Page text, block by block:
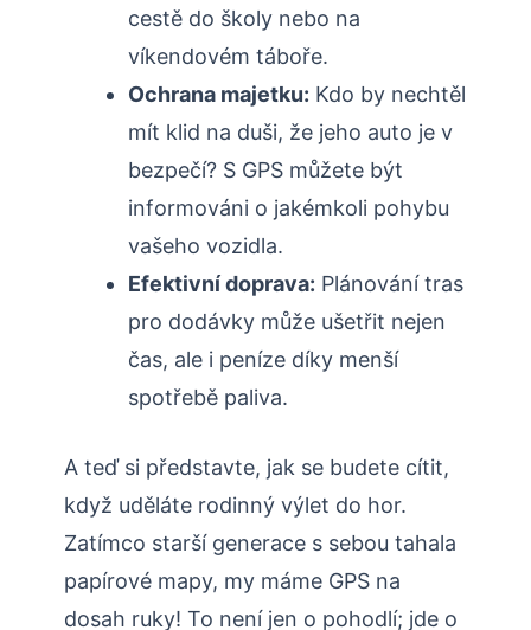
cestě do školy nebo na
víkendovém táboře.
Ochrana majetku: Kdo by nechtěl
mít klid na duši, že jeho auto je v
bezpečí? S GPS můžete být
informováni o jakémkoli pohybu
vašeho vozidla.
Efektivní doprava: Plánování tras
pro dodávky může ušetřit nejen
čas, ale i peníze díky menší
spotřebě paliva.
A teď si představte, jak se budete cítit,
když uděláte rodinný výlet do hor.
Zatímco starší generace s sebou tahala
papírové mapy, my máme GPS na
dosah ruky! To není jen o pohodlí; jde o